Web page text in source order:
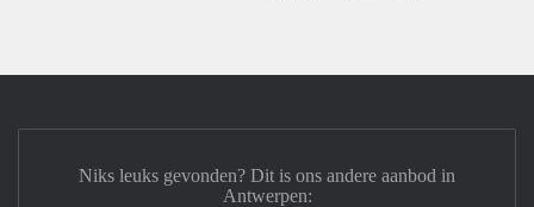
Niks leuks gevonden? Dit is ons andere aanbod in
Antwerpen: